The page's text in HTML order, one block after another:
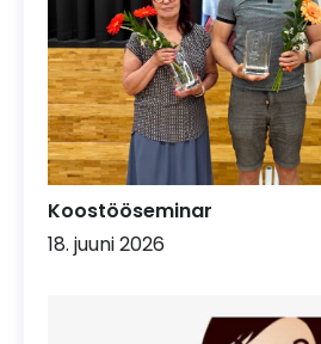
Koostööseminar
18. juuni 2026